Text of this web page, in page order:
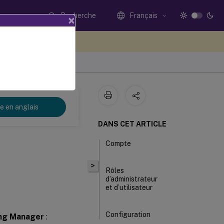
Recherche Français
en anglais
Manager :
>
DANS CET ARTICLE
Compte
Rôles
d’administrateur
et d’utilisateur
Configuration
×